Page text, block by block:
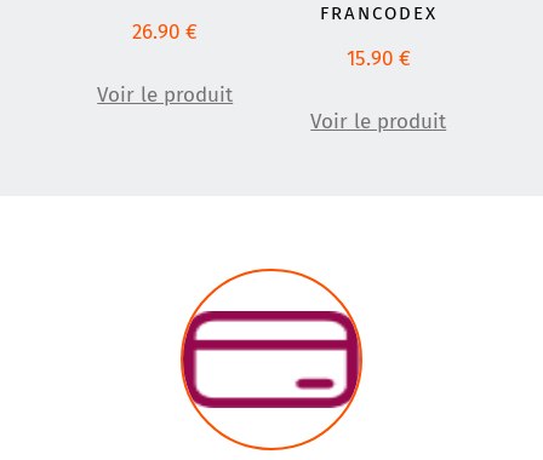
26.90€
Voir le produit
FRANCODEX
15.90 €
Voir le produit